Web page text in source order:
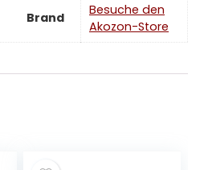
Brand
Besuche den
Akozon-Store